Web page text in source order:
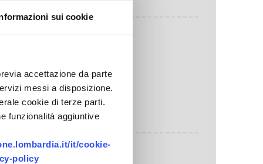
sui cookie
accettazione da parte
messi a disposizione.
cookie di terze parti.
funzionalità aggiuntive
it/cookie-
policy